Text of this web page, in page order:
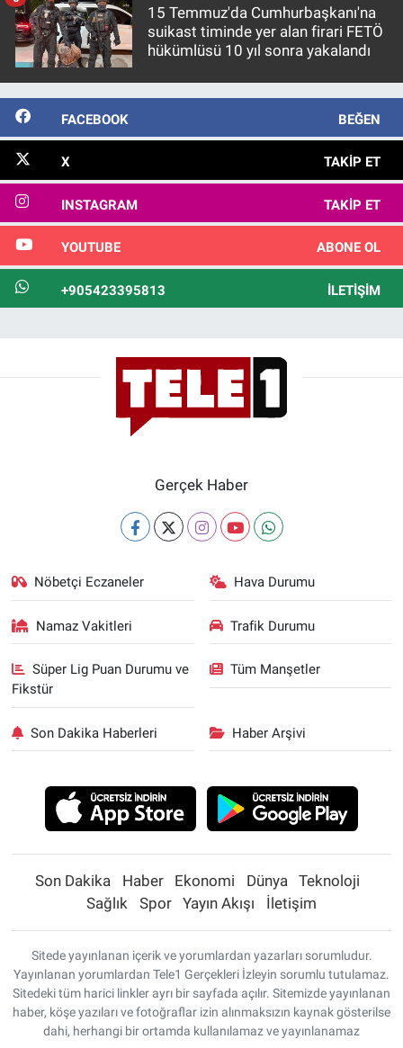
15 Temmuz'da Cumhurbaşkanı'na
suikast timinde yer alan firari FETÖ
hükümlüsü 10 yıl sonra yakalandı
FACEBOOK BEĞEN
X TAKIP ET
INSTAGRAM TAKIP ET
YOUTUBE ABONE OL
+905423395813 İLETIŞIM
Gerçek Haber
Nöbetçi Eczaneler Hava Durumu
Namaz Vakitleri Trafik Durumu
Süper Lig Puan Durumu ve
Fikstür
Tüm Manşetler
Son Dakika Haberleri Haber Arşivi
Son Dakika Haber Ekonomi Dünya
Teknoloji
Sağlık
Spor Yayın Akışı İletişim
Sitede yayınlanan içerik ve yorumlardan yazarları sorumludur.
Yayınlanan yorumlardan Tele1 Gerçekleri İzleyin sorumlu tutulamaz.
Sitedeki tüm harici linkler ayrı bir sayfada açılır. Sitemizde yayınlanan
haber, köşe yazıları ve fotoğraflar izin alınmaksızın kaynak gösterilse
dahi, herhangi bir ortamda kullanılamaz ve yayınlanamaz